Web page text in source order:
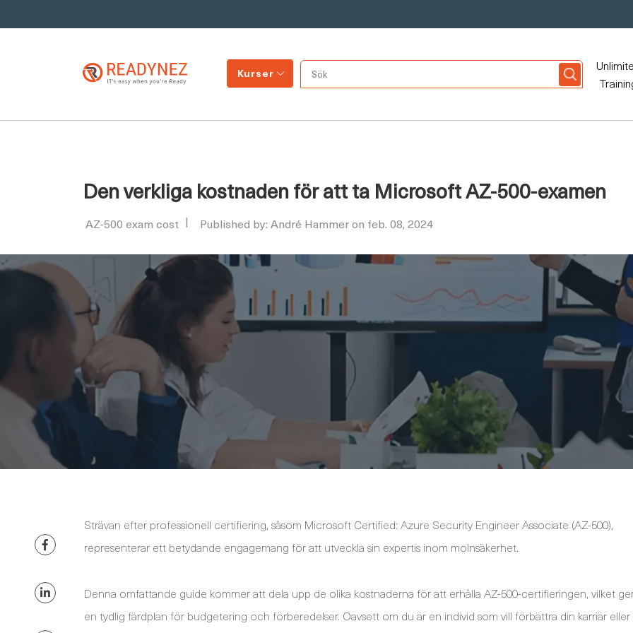
Kurser
Den verkliga kostnaden för att ta Microsoft AZ-500-examen
AZ-500 exam cost Published by: André Hammer on feb. 08, 2024
Strävan efter professionell certifiering, såsom Microsoft Certified: Azure Security Engineer Associate (AZ-500),
representerar ett betydande engagemang för att utveckla sin expertis inom molnsäkerhet.
Denna omfattande guide kommer att dela upp de olika kostnaderna för att erhålla AZ-500-certifieringen, vilket
en tydlig färdplan för budgetering och förberedelser. Oavsett om du är en individ som vill förbättra din karriär eller